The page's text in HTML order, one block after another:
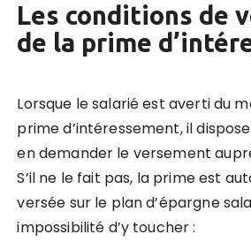
Les conditions de
de la prime
Lorsque le salarié est averti du
prime d’intéressement, il
en demander le versement
S’il ne le fait pas, la prime est
versée sur le plan d’épargne
impossibilité d’y toucher :